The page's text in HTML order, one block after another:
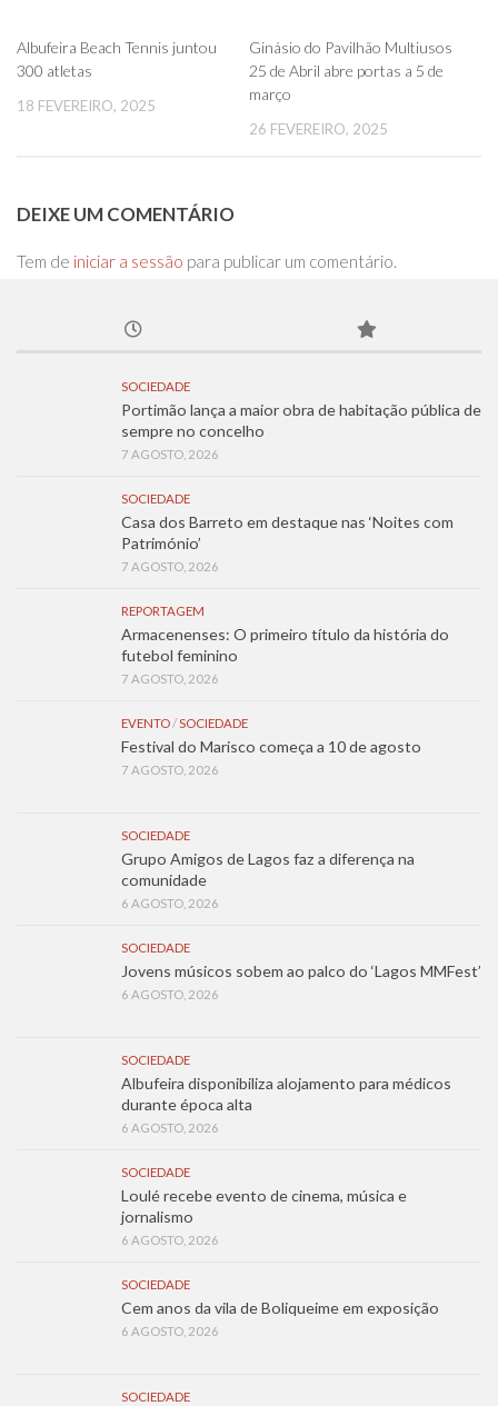
Albufeira Beach Tennis juntou
300 atletas
18 FEVEREIRO, 2025
Ginásio do Pavilhão Multiusos
25 de Abril abre portas a 5 de
março
26 FEVEREIRO, 2025
DEIXE UM COMENTÁRIO
Tem de iniciar a sessão para publicar um comentário.
SOCIEDADE
Portimão lança a maior obra de habitação pública de
sempre no concelho
7 AGOSTO, 2026
SOCIEDADE
Casa dos Barreto em destaque nas ‘Noites com
Património’
7 AGOSTO, 2026
REPORTAGEM
Armacenenses: O primeiro título da história do
futebol feminino
7 AGOSTO, 2026
EVENTO/SOCIEDADE
Festival do Marisco começa a 10 de agosto
7 AGOSTO, 2026
SOCIEDADE
Grupo Amigos de Lagos faz a diferença na
comunidade
6 AGOSTO, 2026
SOCIEDADE
Jovens músicos sobem ao palco do ‘Lagos MMFest’
6 AGOSTO, 2026
SOCIEDADE
Albufeira disponibiliza alojamento para médicos
durante época alta
6 AGOSTO, 2026
SOCIEDADE
Loulé recebe evento de cinema, música e
jornalismo
6 AGOSTO, 2026
SOCIEDADE
Cem anos da vila de Boliqueime em exposição
6 AGOSTO, 2026
SOCIEDADE